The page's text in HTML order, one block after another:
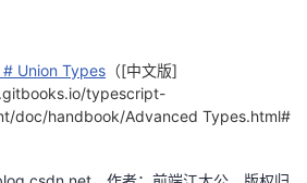
Union Types （[中文版]
typescript-
doc/handbook/Advanced Types.html#